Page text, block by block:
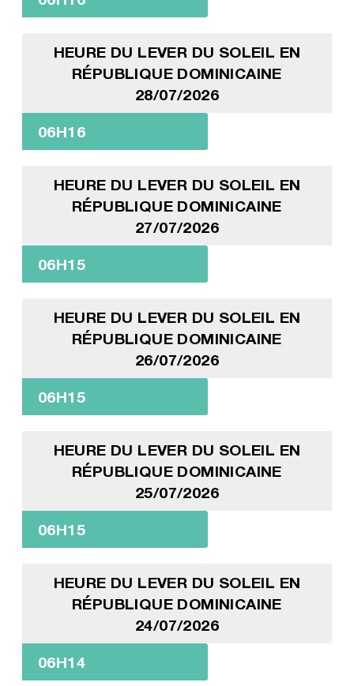
HEURE DU LEVER DU SOLEIL EN
RÉPUBLIQUE DOMINICAINE
28/07/2026
06H16
HEURE DU LEVER DU SOLEIL EN
RÉPUBLIQUE DOMINICAINE
27/07/2026
06H15
HEURE DU LEVER DU SOLEIL EN
RÉPUBLIQUE DOMINICAINE
26/07/2026
06H15
HEURE DU LEVER DU SOLEIL EN
RÉPUBLIQUE DOMINICAINE
25/07/2026
06H15
HEURE DU LEVER DU SOLEIL EN
RÉPUBLIQUE DOMINICAINE
24/07/2026
06H14